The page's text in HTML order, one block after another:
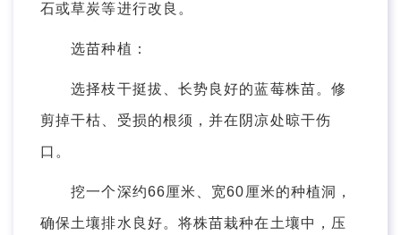
石或草炭等进行改良。
选苗种植：
选择枝干挺拔、长势良好的蓝莓株苗。修
剪掉干枯、受损的根须，并在阴凉处晾干伤
口。
挖一个深约66厘米、宽60厘米的种植洞，
确保土壤排水良好。将株苗栽种在土壤中，压